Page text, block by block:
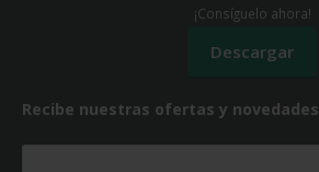
Recibe nuestras ofertas y novedades
¡Consíguelo ahora!